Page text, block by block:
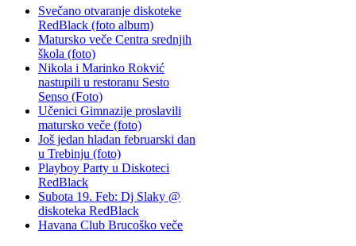
Svečano otvaranje diskoteke
RedBlack (foto album)
Matursko veče Centra srednjih
škola (foto)
Nikola i Marinko Rokvić
nastupili u restoranu Sesto
Senso (Foto)
Učenici Gimnazije proslavili
matursko veče (foto)
Još jedan hladan februarski dan
u Trebinju (foto)
Playboy Party u Diskoteci
RedBlack
Subota 19. Feb: Dj Slaky @
diskoteka RedBlack
Havana Club Brucoško veče